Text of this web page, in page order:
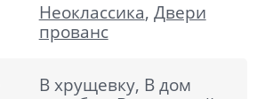
Неоклассика, Двери
прованс
В хрущевку, В дом